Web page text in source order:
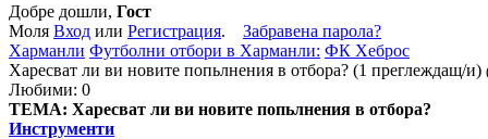
Добре дошли, Гост
Моля Вход или Регистрация. Забравена парола?
Харманли Футболни отбори в Харманли: ФК Хеброс
Харесват ли ви новите попьлнения в отбора? (1 преглеждащ/и)
Любими: 0
ТЕМА: Харесват ли ви новите попьлнения в отбора?
Инструменти